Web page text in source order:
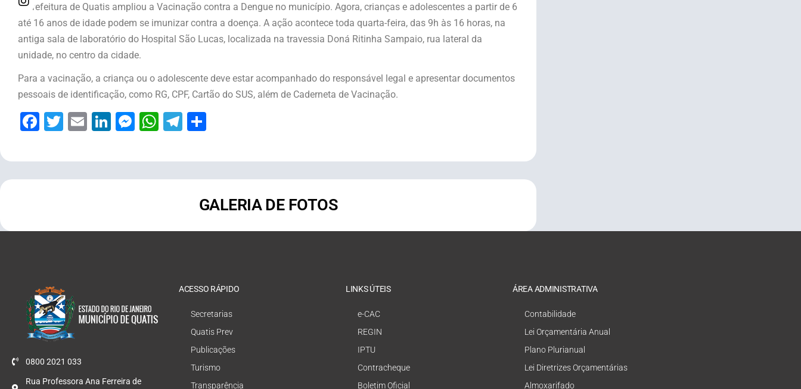
A Prefeitura de Quatis ampliou a Vacinação contra a Dengue no município. Agora, crianças e adolescentes a partir de 6
até 16 anos de idade podem se imunizar contra a doença. A ação acontece toda quarta-feira, das 9h às 16 horas, na
antiga sala de laboratório do Hospital São Lucas, localizada na travessia Doná Ritinha Sampaio, rua lateral da
unidade, no centro da cidade.
Para a vacinação, a criança ou o adolescente deve estar acompanhado do responsável legal e apresentar documentos
pessoais de identificação, como RG, CPF, Cartão do SUS, além de Caderneta de Vacinação.
Facebook
Twitter
EmailLinkedIn
Messenger
WhatsApp
Telegram
GALERIA DE FOTOS
0800 2021 033
Rua Professora Ana Ferreira de
ACESSO RÁPIDO
Secretarias
Quatis Prev
Publicações
Turismo
Transparência
LINKS ÚTEIS
e-CAC
REGIN
IPTU
Contracheque
Boletim Oficial
ÁREA ADMINISTRATIVA
Contabilidade
Lei Orçamentária Anual
Plano Plurianual
Lei Diretrizes Orçamentárias
Almoxarifado